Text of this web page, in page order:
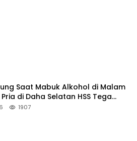
Saat Mabuk Alkohol di Malam
di Daha Selatan HSS Tega
Sendiri
1907